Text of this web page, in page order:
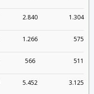
2.840 1.304
1.266 575
566 511
5.452 3.125